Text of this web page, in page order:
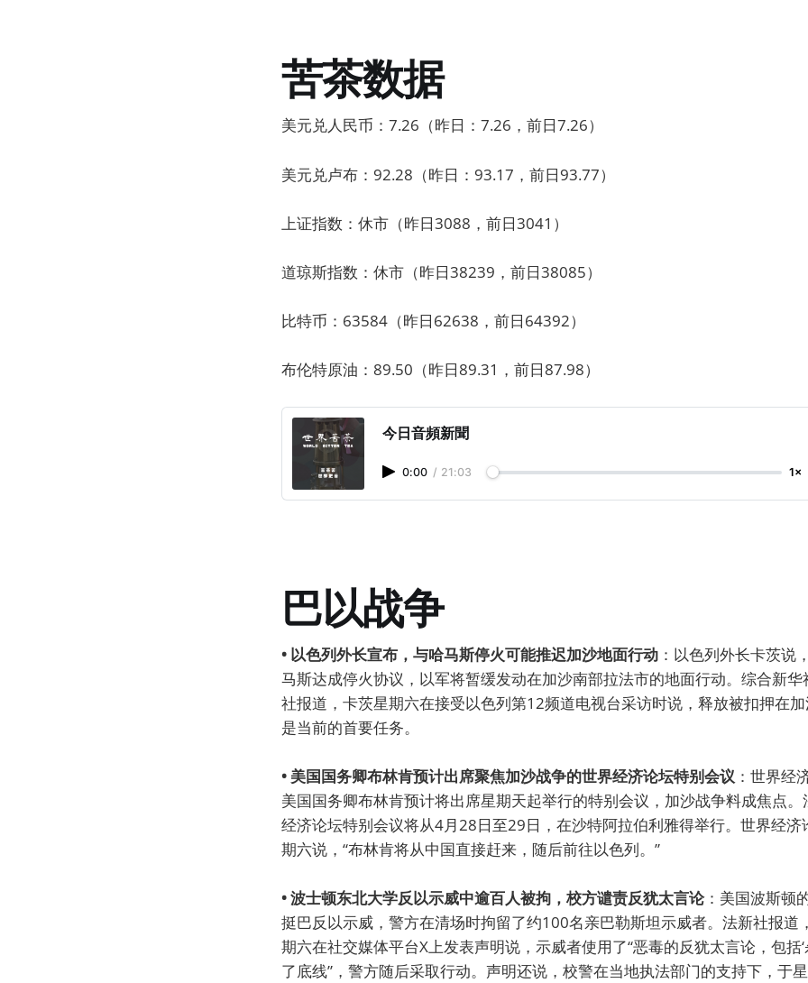
苦茶数据
美元兑人民币：7.26（昨日：7.26，前日7.26）
美元兑卢布：92.28（昨日：93.17，前日93.77）
上证指数：休市（昨日3088，前日3041）
道琼斯指数：休市（昨日38239，前日38085）
比特币：63584（昨日62638，前日64392）
布伦特原油：89.50（昨日89.31，前日87.98）
今日音頻新聞
0:00 / 21:03 1×
巴以战争
• 以色列外长宣布，与哈马斯停火可能推迟加沙地面行动 ：以色列外长卡茨说
马斯达成停火协议，以军将暂缓发动在加沙南部拉法市的地面行动。综合新
社报道，卡茨星期六在接受以色列第12频道电视台采访时说，释放被扣押在
是当前的首要任务。
• 美国国务卿布林肯预计出席聚焦加沙战争的世界经济论坛特别会议 ：世界经
美国国务卿布林肯预计将出席星期天起举行的特别会议，加沙战争料成焦点
经济论坛特别会议将从4月28日至29日，在沙特阿拉伯利雅得举行。世界经济
期六说，“布林肯将从中国直接赶来，随后前往以色列。”
• 波士顿东北大学反以示威中逾百人被拘，校方谴责反犹太言论：美国波斯顿
挺巴反以示威，警方在清场时拘留了约100名亲巴勒斯坦示威者。法新社报道
期六在社交媒体平台X上发表声明说，示威者使用了“恶毒的反犹太言论，包括‘
了底线”，警方随后采取行动。声明还说，校警在当地执法部门的支持下，于